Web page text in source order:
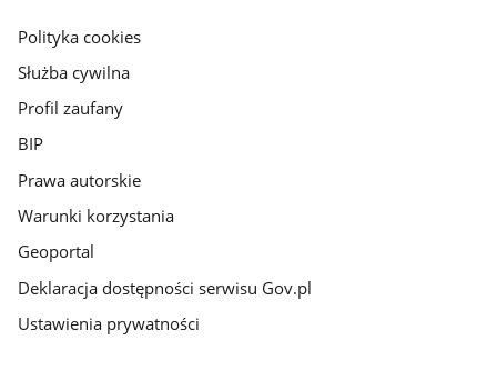
gov.pl
Polityka cookies
Służba cywilna
Profil zaufany
BIP
Prawa autorskie
Warunki korzystania
Geoportal
Deklaracja dostępności serwisu Gov.pl
Ustawienia prywatności